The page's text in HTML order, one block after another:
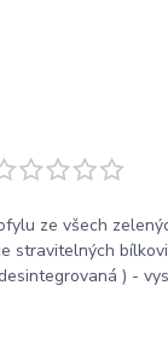
ze všech
stravitelných
) -